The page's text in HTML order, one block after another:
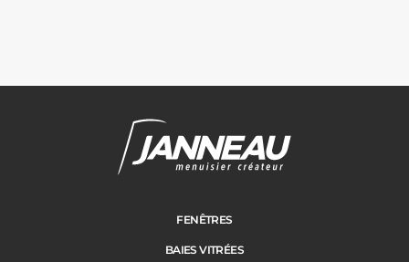
FENÊTRES
BAIES VITRÉES
Janneau Menuisier Créateur